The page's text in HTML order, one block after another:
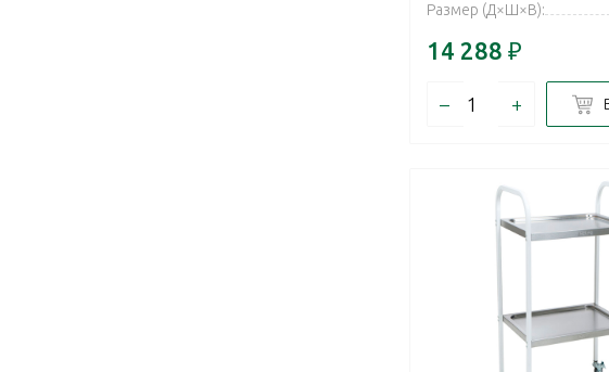
Размер (Д×Ш×В):
14 288 ₽
– +